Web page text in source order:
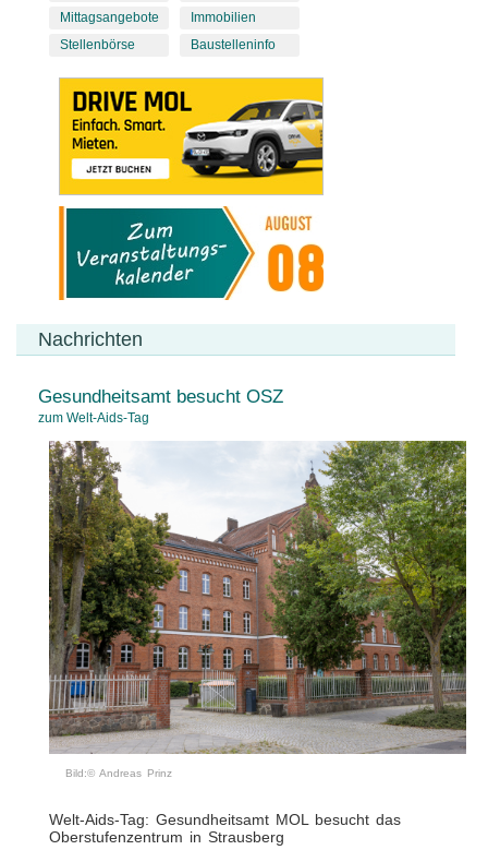
Mittagsangebote
Stellenbörse
Immobilien
Baustelleninfo
Nachrichten
Gesundheitsamt besucht OSZ
zum Welt-Aids-Tag
Bild:© Andreas Prinz
Welt-Aids-Tag: Gesundheitsamt MOL besucht das
Oberstufenzentrum in Strausberg